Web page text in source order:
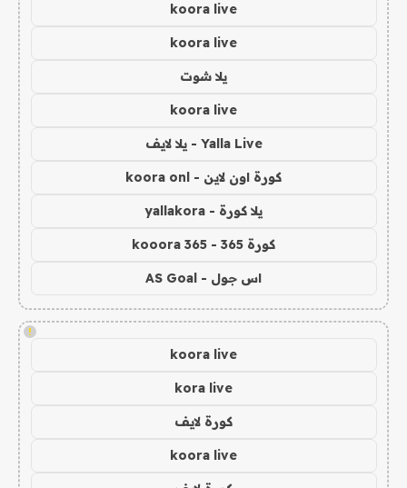
koora live
koora live
يلا شوت
koora live
Yalla Live - يلا لايف
كورة اون لاين - koora onl
يلا كورة - yallakora
كورة 365 - kooora 365
اس جول - AS Goal
!
koora live
kora live
كورة لايف
koora live